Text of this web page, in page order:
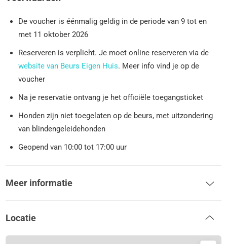
De voucher is éénmalig geldig in de periode van 9 tot en
met 11 oktober 2026
Reserveren is verplicht. Je moet online reserveren via de
website van Beurs Eigen Huis. Meer info vind je op de
voucher
Na je reservatie ontvang je het officiële toegangsticket
Honden zijn niet toegelaten op de beurs, met uitzondering
van blindengeleidehonden
Geopend van 10:00 tot 17:00 uur
Meer informatie
Locatie